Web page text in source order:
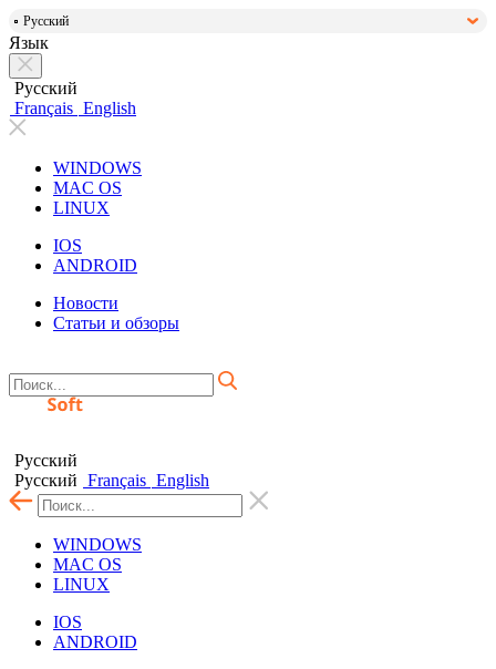
Русский
Язык
Русский
Français English
WINDOWS
MAC OS
LINUX
IOS
ANDROID
Новости
Статьи и обзоры
Русский
Русский Français English
WINDOWS
MAC OS
LINUX
IOS
ANDROID